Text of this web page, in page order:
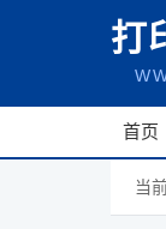
打
首页
当